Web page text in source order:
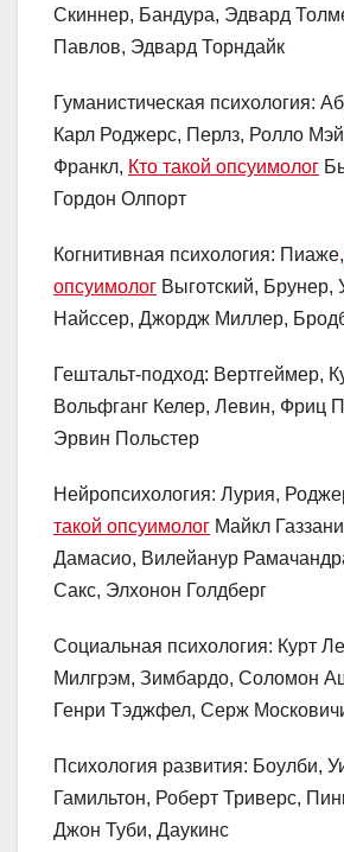
Скиннер, Бандура, Эдвард
Павлов, Эдвард Торндайк
Гуманистическая психология:
Карл Роджерс, Перлз, Ролло
Франкл, Кто такой опсуимолог
Гордон Олпорт
Когнитивная психология: Пиаже,
опсуимолог Выготский, Брунер,
Найссер, Джордж Миллер,
Гештальт-подход: Вертгеймер,
Вольфганг Келер, Левин, Фриц
Эрвин Польстер
Нейропсихология: Лурия,
такой опсуимолог Майкл
Дамасио, Вилейанур
Сакс, Элхонон Голдберг
Социальная психология: Курт
Милгрэм, Зимбардо, Соломон
Генри Тэджфел, Серж
Психология развития: Боулби,
Гамильтон, Роберт Триверс,
Джон Туби, Даукинс